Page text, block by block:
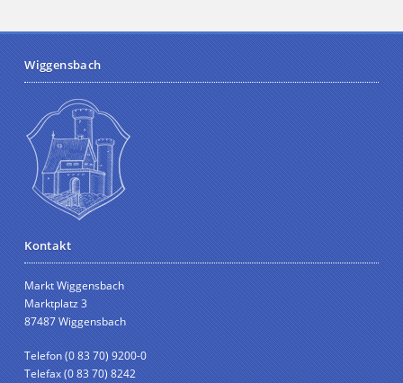
Wiggensbach
Kontakt
Markt Wiggensbach
Marktplatz 3
87487 Wiggensbach
Telefon (0 83 70) 9200-0
Telefax (0 83 70) 8242